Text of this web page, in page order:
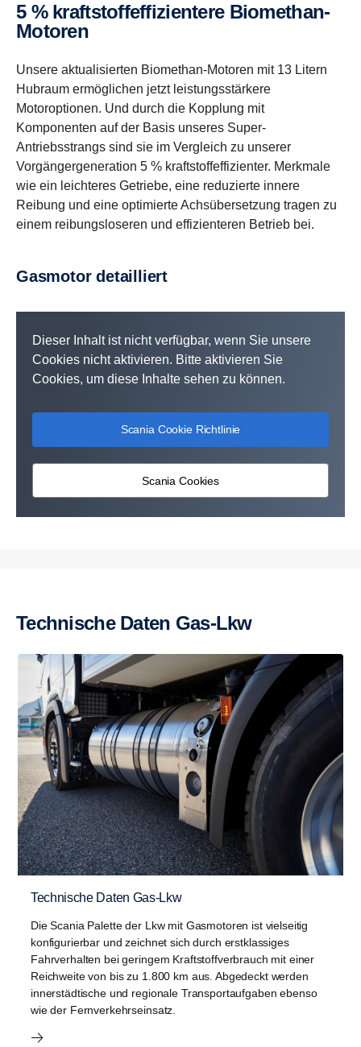
5 % kraftstoffeffizientere Biomethan-
Motoren
Unsere aktualisierten Biomethan-Motoren mit 13 Litern
Hubraum ermöglichen jetzt leistungsstärkere
Motoroptionen. Und durch die Kopplung mit
Komponenten auf der Basis unseres Super-
Antriebsstrangs sind sie im Vergleich zu unserer
Vorgängergeneration 5 % kraftstoffeffizienter. Merkmale
wie ein leichteres Getriebe, eine reduzierte innere
Reibung und eine optimierte Achsübersetzung tragen zu
einem reibungsloseren und effizienteren Betrieb bei.
Gasmotor detailliert
Dieser Inhalt ist nicht verfügbar, wenn Sie unsere
Cookies nicht aktivieren. Bitte aktivieren Sie
Cookies, um diese Inhalte sehen zu können.
Scania Cookie Richtlinie
Scania Cookies
Technische Daten Gas-Lkw
Technische Daten Gas-Lkw
Die Scania Palette der Lkw mit Gasmotoren ist vielseitig
konfigurierbar und zeichnet sich durch erstklassiges
Fahrverhalten bei geringem Kraftstoffverbrauch mit einer
Reichweite von bis zu 1.800 km aus. Abgedeckt werden
innerstädtische und regionale Transportaufgaben ebenso
wie der Fernverkehrseinsatz.